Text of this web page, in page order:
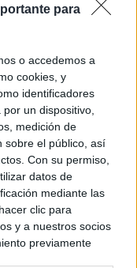
para
o accedemos a
cookies, y
identificadores
un dispositivo,
medición de
sobre el público, así
Con su permiso,
datos de
mediante las
clic para
y a nuestros socios
previamente